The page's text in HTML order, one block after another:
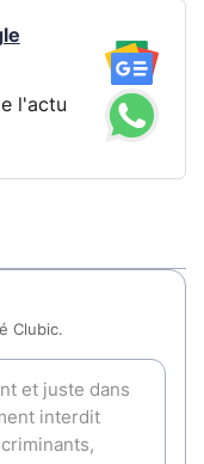
l'actu
Clubic.